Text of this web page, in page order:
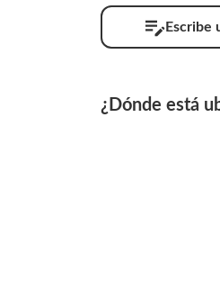
Escribe
¿Dónde está